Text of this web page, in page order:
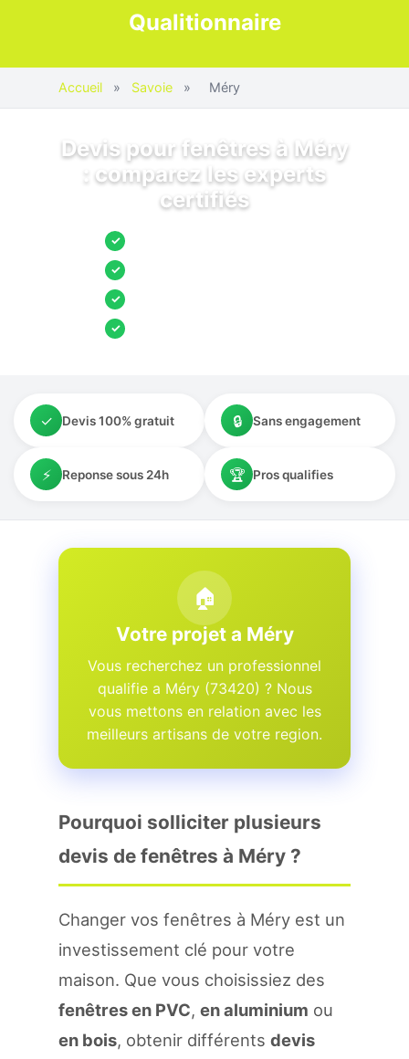
Qualitionnaire
Accueil » Savoie » Méry
Devis pour fenêtres à Méry
: comparez les experts
certifiés
✓
✓
✓
✓
✓ Devis 100% gratuit 🔒 Sans engagement
⚡ Reponse sous 24h 🏆 Pros qualifies
🏠
Votre projet a Méry
Vous recherchez un professionnel
qualifie a Méry (73420) ? Nous
vous mettons en relation avec les
meilleurs artisans de votre region.
Pourquoi solliciter plusieurs
devis de fenêtres à Méry ?
Changer vos fenêtres à Méry est un
investissement clé pour votre
maison. Que vous choisissiez des
fenêtres en PVC, en aluminium ou
en bois, obtenir différents devis